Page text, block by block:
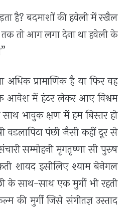
है? बदमाशों की हवेली में रखैल
तो आग लगा देना था हवेली के
अधिक प्रामाणिक है या फिर वह
आवेश में हंटर लेकर आए विश्वम
साथ भावुक क्षण में हम बिस्तर हो
वडलापिटा पंछी जैसी कहीं दूर से
सम्मोहनी मृगतृष्णा सी पुरुष
शायद इसीलिए श्याम बेनेगल
के साथ-साथ एक मुर्गी भी रहती
की मुर्गी जिसे संगीतज्ञ उस्ताद